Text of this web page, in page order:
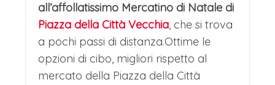
all’affollatissimo Mercatino di Natale di
Piazza della Città Vecchia, che si trova
a pochi passi di distanza.Ottime le
opzioni di cibo, migliori rispetto al
mercato della Piazza della Città